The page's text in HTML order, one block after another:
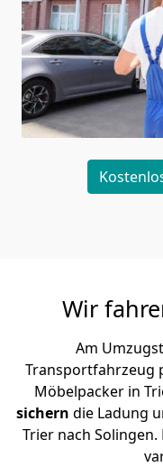
Wir
Am
Transportfahrzeug
Möbelpacker in
sichern die Ladung
Trier nach